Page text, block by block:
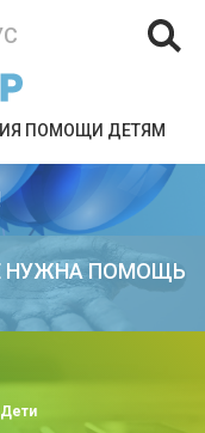
ПОМОЩИ ДЕТЯМ
НУЖНА ПОМОЩЬ
Дети